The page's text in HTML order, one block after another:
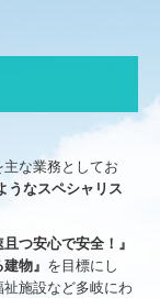
な業務としてお
うなスペシャリス
且つ安心で安全！』
物』 を目標にし
施設など多岐にわ